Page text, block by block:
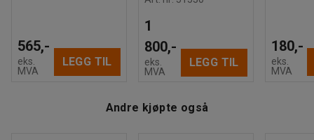
565,-
eks.
MVA
LEGG TIL
1
800,-
eks.
MVA
LEGG TIL
180,-
eks.
MVA
Andre kjøpte også